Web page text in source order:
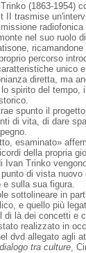
Trinko (1863-1954)
II trasmise
nel suo ruolo
percorso
diretta, ma
spirito del
spunto il
di vita, di dare
esaminato»
della propria
Ivan Trinko
di vista
e sulla sua figura.
sottolineare in
e quello più
di là dei concetti e
realizzato in
dvd allegato agli
tra culture,